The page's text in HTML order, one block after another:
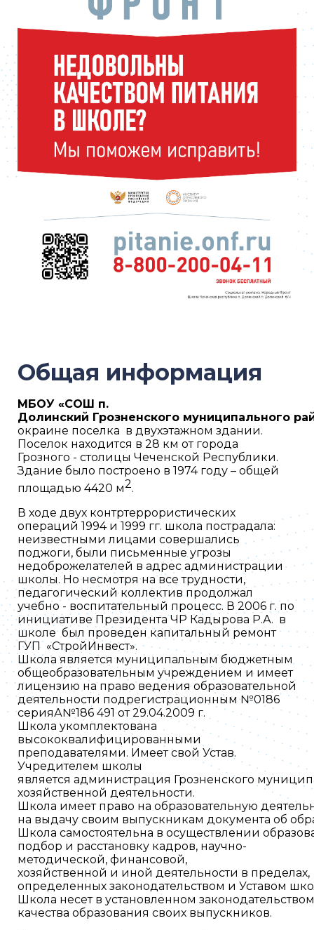
Общая информация
МБОУ «СОШ п.
Долинский Грозненского муниципального
окраине поселка в двухэтажном здании.
Поселок находится в 28 км от города
Грозного - столицы Чеченской Республики.
Здание было построено в 1974 году – общей
площадью 4420 м2.
В ходе двух контртеррористических
операций 1994 и 1999 гг. школа пострадала:
неизвестнымилицами совершались
поджоги, были письменныеугрозы
недоброжелателей в адрес администрации
школы. Нонесмотрянавсетрудности,
педагогическийколлектив продолжал
учебно - воспитательный процесс. В 2006 г. по
инициативе ПрезидентаЧР Кадырова Р.А. в
школе был проведен капитальный ремонт
ГУП«СтройИнвест».
Школаявляетсямуниципальнымбюджетным
общеобразовательным учреждениеми имеет
лицензию направоведенияобразовательной
деятельности подрегистрационным№0186
серияА№186 491от29.04.2009 г.
Школа укомплектована
высококвалифицированными
преподавателями. Имеетсвой Устав.
Учредителем школы
является администрация Грозненского
хозяйственной деятельности.
Школа имеет право на образовательную
на выдачу своим выпускникам документа об
Школа самостоятельна в осуществлении
подбор и расстановку кадров, научно-
методической, финансовой,
хозяйственной и иной деятельности в пределах,
определенных законодательством и Уставом
Школа несет в установленном
качества образования своих выпускников.